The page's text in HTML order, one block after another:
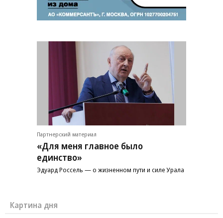
Партнерский материал
«Для меня главное было
единство»
Эдуард Россель — о жизненном пути и силе Урала
Картина дня